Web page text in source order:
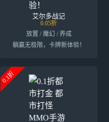
艾尔多战记
0.05折
放置 / 魔幻 / 养成
躺赢无极限，卡牌新体验！
0.1折